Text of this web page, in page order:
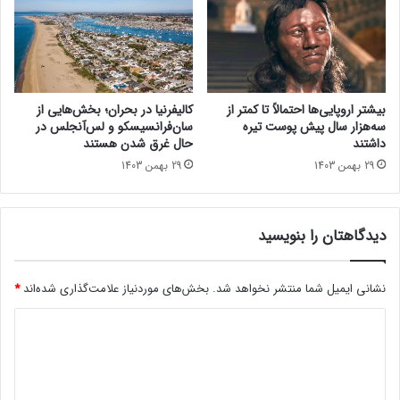
انواع مقاطع فولادی صنعتی و ساختمانی و استعلام قیمت آهن آلات
تأسیس شده و به مرور به یکی از مراکز اصلی فروش آهن در تهران و
ایران تبدیل شده است. آموزش، طراحی و تولید مقاطع فولادی،
مشاوره، فروش و صادرات، می‌شود. تلاش ما خلق یک تجربه راحت
برای خرید آهن آلات است.
کسب استانداردهای ایزو ۱۰۰۰۴، ۱۰۰۰۲ و ۹۰۰۱ در فولاد ایرانیان شاهدی
است که چرا این شرکت را در زمینه رعایت حقوق مصرف‌کننده و جلب
رضایت مشتریان و هم‌چنین آموزش، طراحی و تولید مقاطع فولادی،
مشاوره، فروش و صادرات آهن آلات به گزینه‌ای معتبر تبدیل شده
است. از مزایای شرکت فولاد ایرانیان می‌توان به موارد زیر اشاره کرد:
فروش با کیفیت‌ترین انواع مقاطع فولادی به مناسب‌ترین قیمت
روز
بیشتر اروپایی‌ها احتمالاً تا کمتر از
سه‌هزار سال پیش پوست تیره
داشتند
29 بهمن 1403
کالیفرنیا در بحران؛ بخش‌هایی از
سان‌فرانسیسکو و لس‌آنجلس در
حال غرق شدن هستند
29 بهمن 1403
دیدگاهتان را بنویسید
نشانی ایمیل شما منتشر نخواهد شد. بخش‌های موردنیاز علامت‌گذاری شده‌اند*